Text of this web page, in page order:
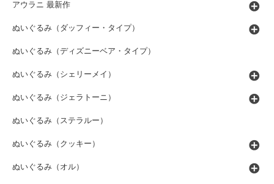
アウラニ 最新作
ぬいぐるみ（ダッフィー・タイプ）
ぬいぐるみ（ディズニーベア・タイプ）
ぬいぐるみ（シェリーメイ）
ぬいぐるみ（ジェラトーニ）
ぬいぐるみ（ステラルー）
ぬいぐるみ（クッキー）
ぬいぐるみ（オル）